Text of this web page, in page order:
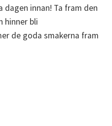
innan! Ta fram den
hinner bli
de goda smakerna fram